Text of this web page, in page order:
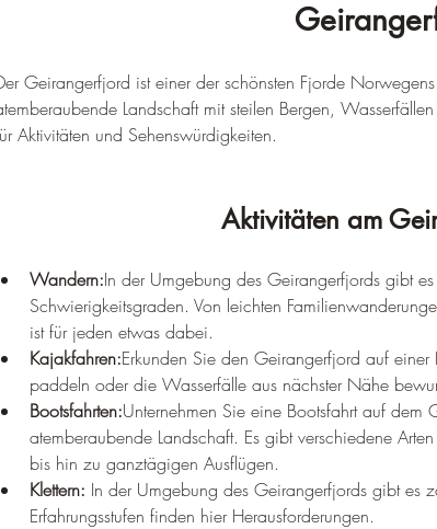
Geirangerfjord ist einer der schönsten Fjorde
Landschaft mit steilen Bergen,
Aktivitäten und Sehenswürdigkeiten.
Aktivitäten am
Wandern:In der Umgebung des Geirangerfjords gibt
Schwierigkeitsgraden. Von leichten
ist für jeden etwas dabei.
Kajakfahren:Erkunden Sie den Geirangerfjord auf einer
paddeln oder die Wasserfälle aus nächster Nähe
Bootsfahrten:Unternehmen Sie eine Bootsfahrt auf
atemberaubende Landschaft. Es gibt verschiedene
bis hin zu ganztägigen Ausflügen.
Klettern: In der Umgebung des Geirangerfjords gibt es
Erfahrungsstufen finden hier Herausforderungen.